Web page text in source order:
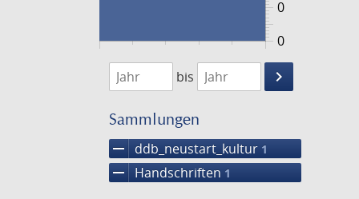
0
0
1474
1475
bis
keyboard_arrow_right
Suche
Sammlungen
remove ddb_neustart_kultur 1
remove Handschriften 1